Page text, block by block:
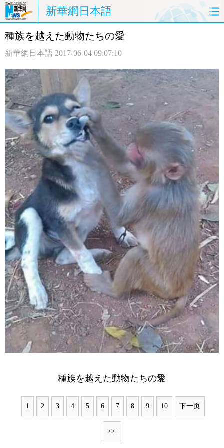
新華網日本語
ホームページ 政治
観光 評論 写真
中日対訳
種族を越えた動物たちの愛
新華網日本語 2017-06-04 09:07:10
種族を越えた動物たちの愛
1 2 3 4 5 6 7 8 9 10 下一页
>>|